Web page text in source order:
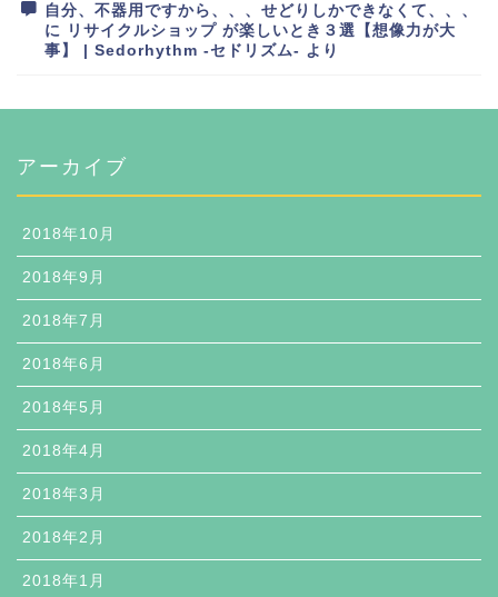
自分、不器用ですから、、、せどりしかできなくて、、、
に
リサイクルショップ が楽しいとき３選【想像力が大
事】 | Sedorhythm -セドリズム- より
アーカイブ
2018年10月
2018年9月
2018年7月
2018年6月
2018年5月
2018年4月
2018年3月
2018年2月
2018年1月